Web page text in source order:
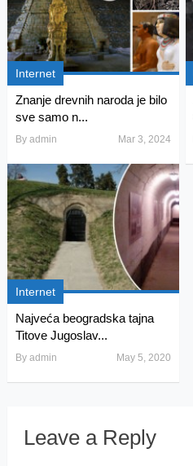
Internet
Znanje drevnih naroda je bilo
sve samo n...
By admin Mar 3, 2024
Internet
Najveća beogradska tajna
Titove Jugoslav...
By admin May 5, 2020
Leave a Reply